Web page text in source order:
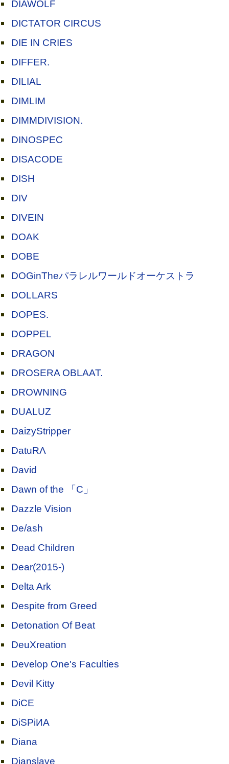
DIAWOLF
DICTATOR CIRCUS
DIE IN CRIES
DIFFER.
DILIAL
DIMLIM
DIMMDIVISION.
DINOSPEC
DISACODE
DISH
DIV
DIVEIN
DOAK
DOBE
DOGinTheパラレルワールドオーケストラ
DOLLARS
DOPES.
DOPPEL
DRAGON
DROSERA OBLAAT.
DROWNING
DUALUZ
DaizyStripper
DatuRΛ
David
Dawn of the 「C」
Dazzle Vision
De/ash
Dead Children
Dear(2015-)
Delta Ark
Despite from Greed
Detonation Of Beat
DeuXreation
Develop One's Faculties
Devil Kitty
DiCE
DiSPiИA
Diana
Dianslave